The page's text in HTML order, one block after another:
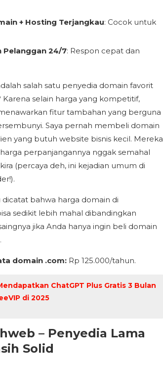
+ Hosting Terjangkau: Cocok untuk
Pelanggan 24/7: Respon cepat dan
salah satu penyedia domain favorit
Karena selain harga yang kompetitif,
fitur tambahan yang berguna
Saya pernah membeli domain
yang butuh website bisnis kecil. Mereka
perpanjangannya nggak semahal
(percaya deh, ini kejadian umum di
bahwa harga domain di
sedikit lebih mahal dibandingkan
jika Anda hanya ingin beli domain
domain .com: Rp 125.000/tahun.
ChatGPT Plus Gratis 3 Bulan
di 2025
– Penyedia Lama
Solid